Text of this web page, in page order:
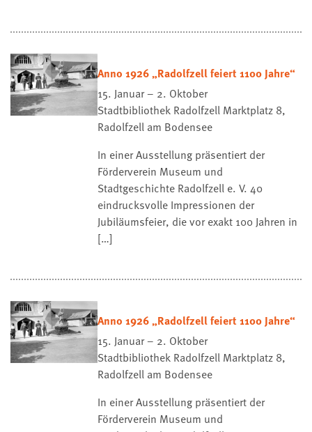
Anno 1926 „Radolfzell feiert 1100 Jahre“
15. Januar – 2. Oktober
Stadtbibliothek Radolfzell Marktplatz 8,
Radolfzell am Bodensee
In einer Ausstellung präsentiert der
Förderverein Museum und
Stadtgeschichte Radolfzell e. V. 40
eindrucksvolle Impressionen der
Jubiläumsfeier, die vor exakt 100 Jahren in
[…]
Anno 1926 „Radolfzell feiert 1100 Jahre“
15. Januar – 2. Oktober
Stadtbibliothek Radolfzell Marktplatz 8,
Radolfzell am Bodensee
In einer Ausstellung präsentiert der
Förderverein Museum und